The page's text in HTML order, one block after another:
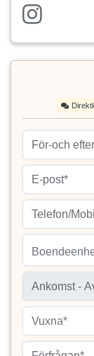
Vuxna*